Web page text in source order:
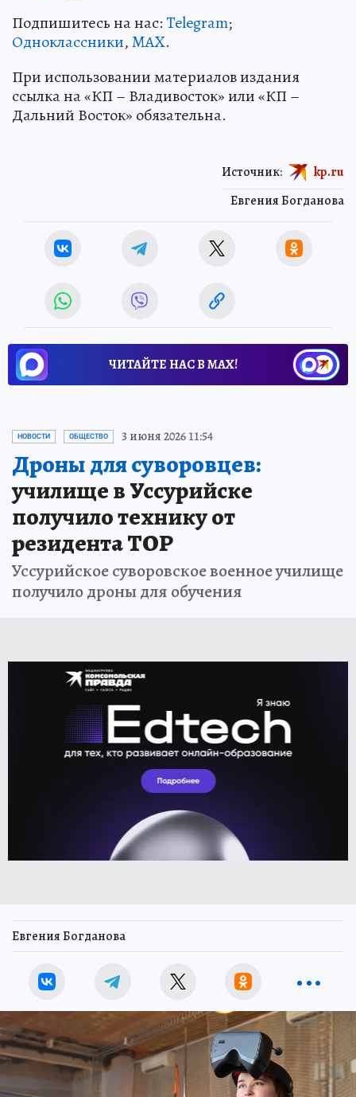
Подпишитесь на нас:Telegram;
Одноклассники,MAX.
При использовании материалов издания
ссылка на «КП – Владивосток» или «КП –
Дальний Восток» обязательна.
Евгения Богданова
Источник: kp.ru
ЧИТАЙТЕ НАС В МАХ!
НОВОСТИ ОБЩЕСТВО 3 июня 2026 11:54
Дроны для суворовцев:
училище в Уссурийске
получило технику от
резидента ТОР
Уссурийское суворовское военное училище
получило дроны для обучения
Евгения Богданова